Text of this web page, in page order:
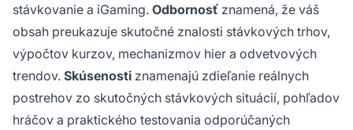
stávkovanie a iGaming. Odbornosť znamená, že váš
obsah preukazuje skutočné znalosti stávkových trhov,
výpočtov kurzov, mechanizmov hier a odvetvových
trendov. Skúsenosti znamenajú zdieľanie reálnych
postrehov zo skutočných stávkových situácií, pohľadov
hráčov a praktického testovania odporúčaných